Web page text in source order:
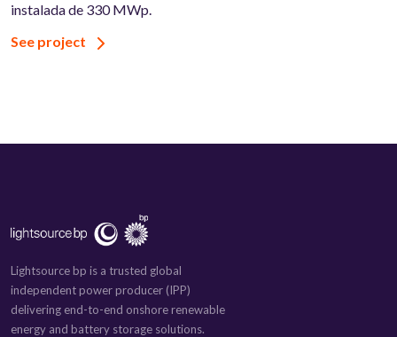
instalada de 330 MWp.
See project
Lightsource bp is a trusted global
independent power producer (IPP)
delivering end-to-end onshore renewable
energy and battery storage solutions.